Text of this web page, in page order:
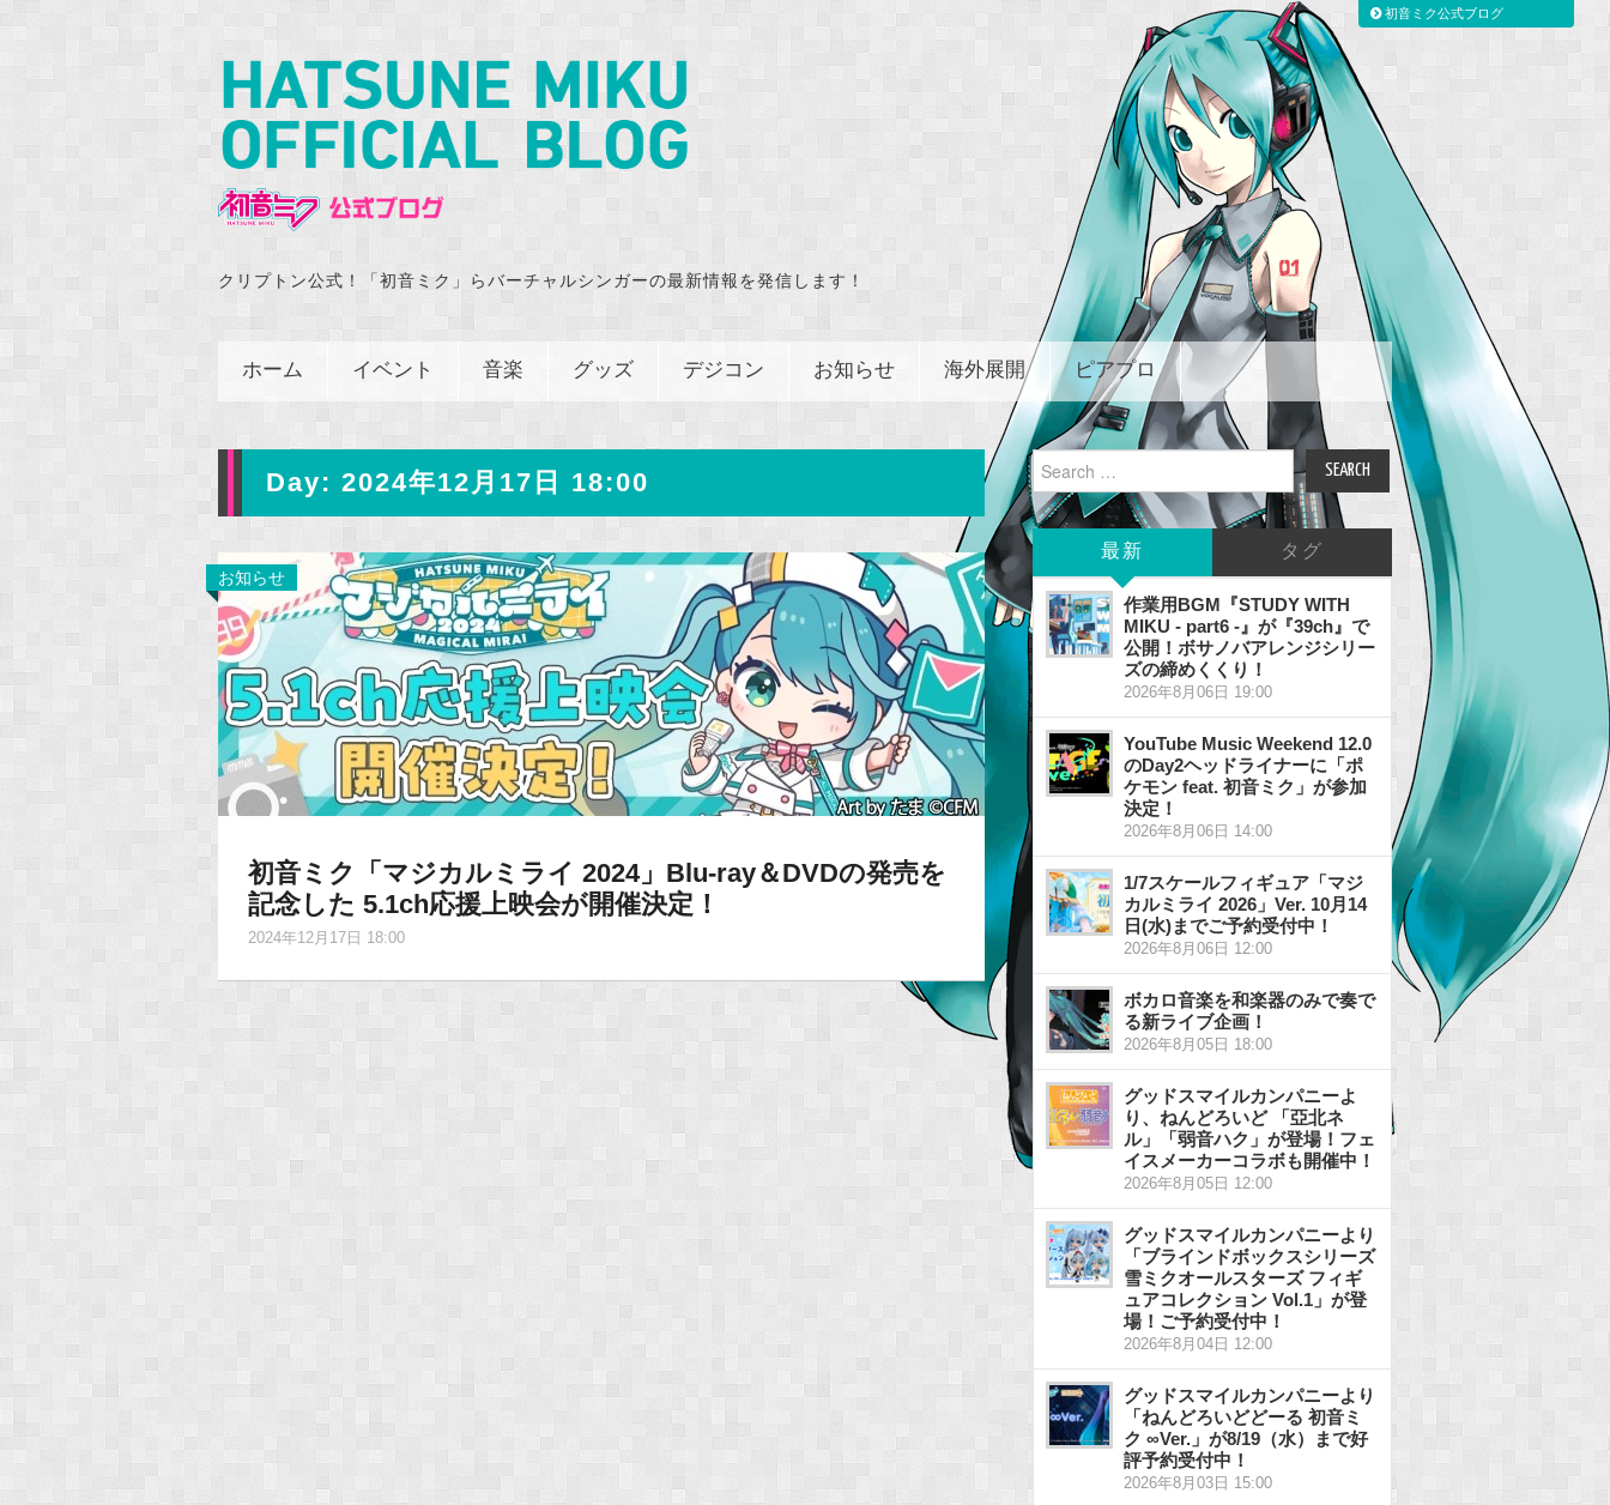
クリプトン公式！「初音ミク」らバーチャルシンガーの最新情報を発信します！
ホーム イベント 音楽 グッズ デジコン お知らせ 海外展開 ピアプロ
Day: 2024年12月17日 18:00
お知らせ
初音ミク「マジカルミライ 2024」Blu-ray＆DVDの発売を
記念した 5.1ch応援上映会が開催決定！
2024年12月17日 18:00
Search
for:
最新 タグ
作業用BGM『STUDY WITH
MIKU - part6 -』が『39ch』で
公開！ボサノバアレンジシリー
ズの締めくくり！
2026年8月06日 19:00
YouTube Music Weekend 12.0
のDay2ヘッドライナーに「ポ
ケモン feat. 初音ミク」が参加
決定！
2026年8月06日 14:00
1/7スケールフィギュア「マジ
カルミライ 2026」Ver. 10月14
日(水)までご予約受付中！
2026年8月06日 12:00
ボカロ音楽を和楽器のみで奏で
る新ライブ企画！
2026年8月05日 18:00
グッドスマイルカンパニーよ
り、ねんどろいど 「亞北ネ
ル」「弱音ハク」が登場！フェ
イスメーカーコラボも開催中！
2026年8月05日 12:00
グッドスマイルカンパニーより
「ブラインドボックスシリーズ
雪ミクオールスターズ フィギ
ュアコレクション Vol.1」が登
場！ご予約受付中！
2026年8月04日 12:00
グッドスマイルカンパニーより
「ねんどろいどどーる 初音ミ
ク ∞Ver.」が8/19（水）まで好
評予約受付中！
2026年8月03日 15:00
初音ミク公式ブログ